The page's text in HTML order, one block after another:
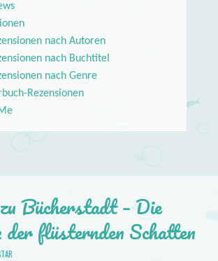
nach Autoren
nach Buchtitel
nach Genre
Rezensionen
Bücherstadt – Die
flüsternden Schatten